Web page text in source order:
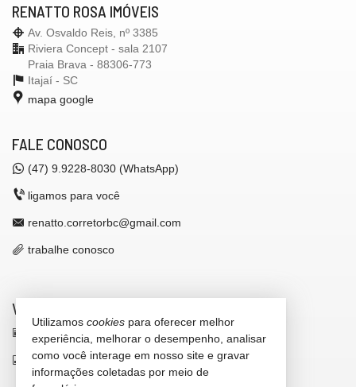
RENATTO ROSA IMÓVEIS
Av. Osvaldo Reis, nº 3385
Riviera Concept - sala 2107
Praia Brava - 88306-773
Itajaí - SC
mapa google
FALE CONOSCO
(47) 9.9228-8030 (WhatsApp)
ligamos para você
renatto.corretorbc@gmail.com
trabalhe conosco
VEJA MAIS
receba nosso newsletter
indicadores financeiros
Utilizamos cookies para oferecer melhor
experiência, melhorar o desempenho, analisar
como você interage em nosso site e gravar
informações coletadas por meio de